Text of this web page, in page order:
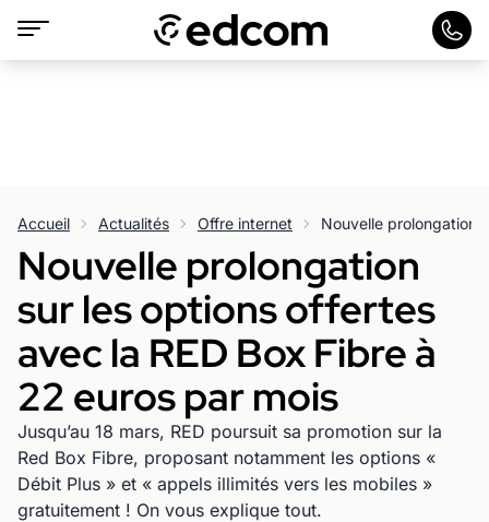
Accueil Actualités Offre internet
Nouvelle prolongation
sur les options offertes
avec la RED Box Fibre à
22 euros par mois
Jusqu’au 18 mars, RED poursuit sa promotion sur la
Red Box Fibre, proposant notamment les options «
Débit Plus » et « appels illimités vers les mobiles »
gratuitement ! On vous explique tout.